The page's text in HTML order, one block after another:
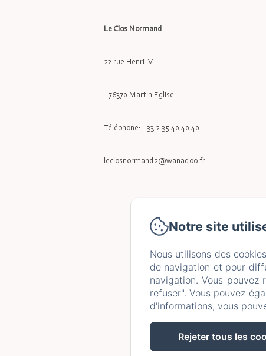
Le Clos Normand
22 rue Henri IV
- 76370 Martin Eglise
Téléphone: +33 2 35 40 40 40
leclosnormand2@wanadoo.fr
Notre site
Nous utilisons des
de navigation et pour
navigation. Vous
refuser". Vous pouvez
d'informations, vous
Rejeter tous les